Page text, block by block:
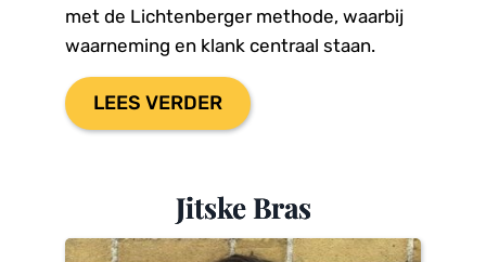
met de Lichtenberger methode, waarbij
waarneming en klank centraal staan.
LEES VERDER
Jitske Bras